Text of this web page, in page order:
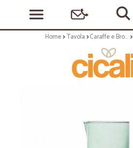
Home Tavola Caraffe e Brocche